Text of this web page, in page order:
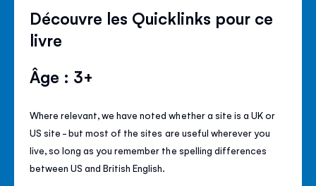
Découvre les Quicklinks pour ce
livre
Âge : 3+
Where relevant, we have noted whether a site is a UK or
US site - but most of the sites are useful wherever you
live, so long as you remember the spelling differences
between US and British English.